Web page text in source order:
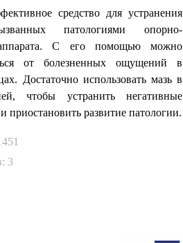
средство для устранения
патологиями опорно-
аппарата. С его помощью можно
от болезненных ощущений в
Достаточно использовать мазь в
чтобы устранить негативные
приостановить развитие патологии.
3